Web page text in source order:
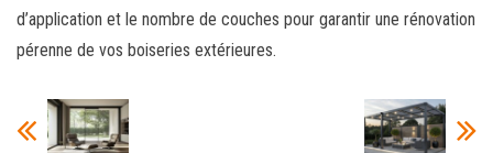
d’application et le nombre de couches pour garantir une rénovation
pérenne de vos boiseries extérieures.